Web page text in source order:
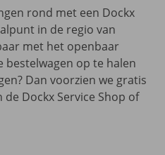
rond met een Dockx
in de regio van
met het openbaar
bestelwagen op te halen
Dan voorzien we gratis
Dockx Service Shop of